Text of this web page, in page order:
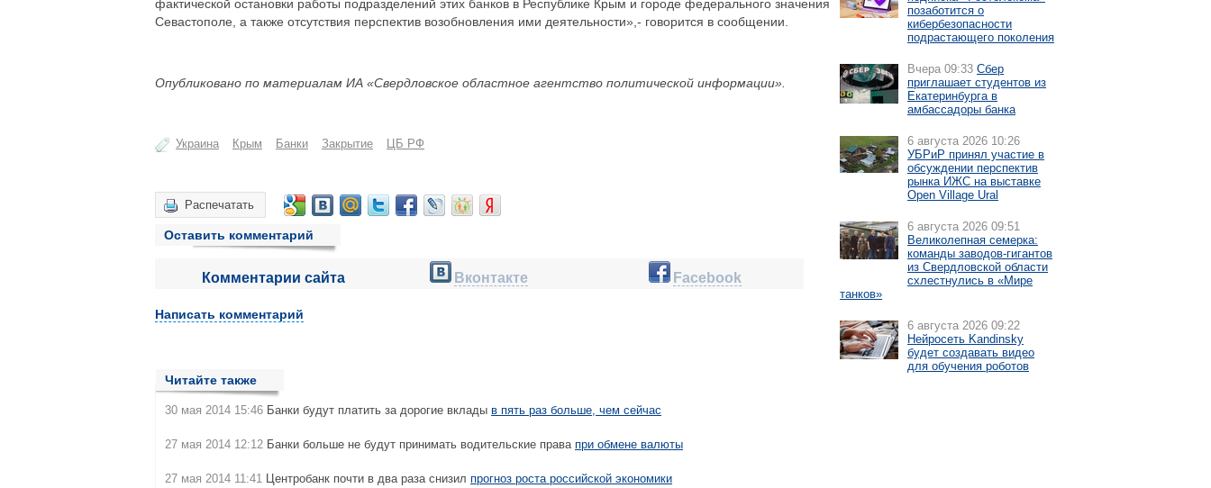
фактической остановки работы подразделений этих банков в Республике Крым и городе федерального значения
Севастополе, а также отсутствия перспектив возобновления ими деятельности»,- говорится в сообщении.
Опубликовано по материалам ИА «Свердловское областное агентство политической информации».
Украина Крым Банки Закрытие ЦБ РФ
Распечатать
Оставить комментарий
Комментарии сайта Вконтакте Facebook
Написать комментарий
Читайте также
30 мая 2014 15:46 Банки будут платить за дорогие вклады в пять раз больше, чем сейчас
27 мая 2014 12:12 Банки больше не будут принимать водительские права при обмене валюты
27 мая 2014 11:41 Центробанк почти в два раза снизил прогноз роста российской экономики
позаботится о
кибербезопасности
подрастающего поколения
Вчера 09:33 Сбер
приглашает студентов из
Екатеринбурга в
амбассадоры банка
6 августа 2026 10:26
УБРиР принял участие в
обсуждении перспектив
рынка ИЖС на выставке
Open Village Ural
6 августа 2026 09:51
Великолепная семерка:
команды заводов-гигантов
из Свердловской области
схлестнулись в «Мире
танков»
6 августа 2026 09:22
Нейросеть Kandinsky
будет создавать видео
для обучения роботов